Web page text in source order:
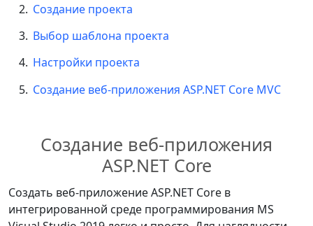
Создание проекта
Выбор шаблона проекта
Настройки проекта
Создание веб-приложения ASP.NET Core MVC
Создание веб-приложения
ASP.NET Core
Создать веб-приложение ASP.NET Core в
интегрированной среде программирования MS